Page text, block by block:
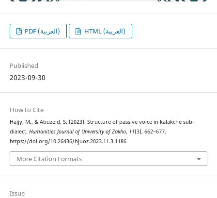
PDF (العربية) HTML (العربية)
Published
2023-09-30
How to Cite
Hajjy, M., & Abuzeid, S. (2023). Structure of passive voice in kalakche sub-
dialect. Humanities Journal of University of Zakho, 11(3), 662–677.
https://doi.org/10.26436/hjuoz.2023.11.3.1186
More Citation Formats
Issue